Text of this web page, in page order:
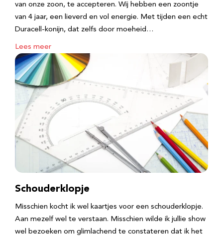
van onze zoon, te accepteren. Wij hebben een zoontje
van 4 jaar, een lieverd en vol energie. Met tijden een echt
Duracell-konijn, dat zelfs door moeheid…
Lees meer
Schouderklopje
Misschien kocht ik wel kaartjes voor een schouderklopje.
Aan mezelf wel te verstaan. Misschien wilde ik jullie show
wel bezoeken om glimlachend te constateren dat ik het